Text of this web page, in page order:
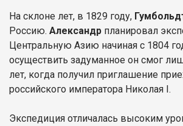
На склоне лет, в 1829 году,
Россию. Александр планировал
Центральную Азию начиная с 1804
осуществить задуманное он смог
лет, когда получил приглашение
российского императора Николая I.
Экспедиция отличалась высоким